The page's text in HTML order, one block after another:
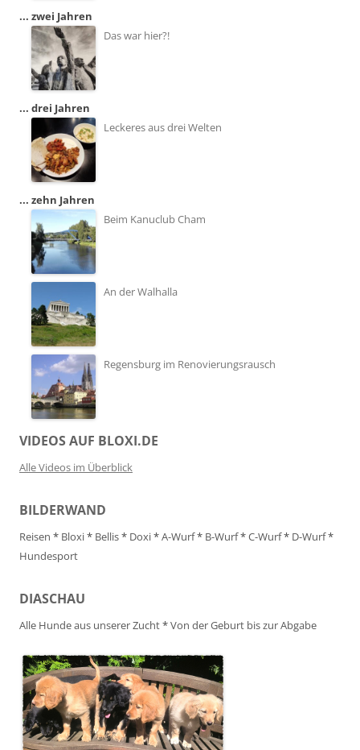
... zwei Jahren
Das war hier?!
... drei Jahren
Leckeres aus drei Welten
... zehn Jahren
Beim Kanuclub Cham
An der Walhalla
Regensburg im Renovierungsrausch
VIDEOS AUF BLOXI.DE
Alle Videos im Überblick
BILDERWAND
Reisen * Bloxi* Bellis* Doxi*A-Wurf* B-Wurf*C-Wurf* D-Wurf*
Hundesport
DIASCHAU
Alle Hunde aus unserer Zucht*Von der Geburt bis zur Abgabe